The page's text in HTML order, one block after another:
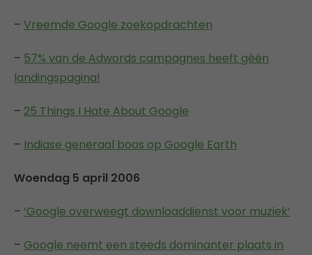
– Vreemde Google zoekopdrachten
– 57% van de Adwords campagnes heeft géén
landingspagina!
– 25 Things I Hate About Google
– Indiase generaal boos op Google Earth
Woendag 5 april 2006
– ‘Google overweegt downloaddienst voor muziek’
– Google neemt een steeds dominanter plaats in